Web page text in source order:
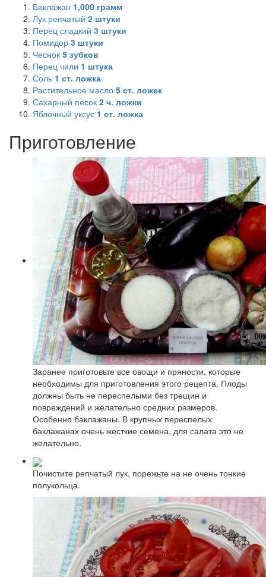
Баклажан 1,000 грамм
Лук репчатый 2 штуки
Перец сладкий 3 штуки
Помидор 3 штуки
Чеснок 5 зубков
Перец чили 1 штука
Соль 1 ст. ложка
Растительное масло 5 ст. ложек
Сахарный песок 2 ч. ложки
Яблочный уксус 1 ст. ложка
Приготовление
Заранее приготовьте все овощи и пряности, которые
необходимы для приготовления этого рецепта. Плоды
должны быть не переспелыми без трещин и
повреждений и желательно средних размеров.
Особенно баклажаны. В крупных переспелых
баклажанах очень жесткие семена, для салата это не
желательно.
Почистите репчатый лук, порежьте на не очень тонкие
полукольца.